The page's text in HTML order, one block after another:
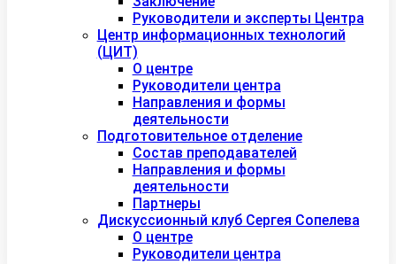
Руководители и эксперты Центра
Центр информационных технологий
(ЦИТ)
О центре
Руководители центра
Направления и формы
деятельности
Подготовительное отделение
Состав преподавателей
Направления и формы
деятельности
Партнеры
Дискуссионный клуб Сергея Сопелева
О центре
Руководители центра